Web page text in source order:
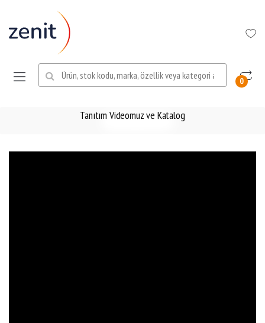
Ara:
0
Tanıtım Videomuz ve Katalog